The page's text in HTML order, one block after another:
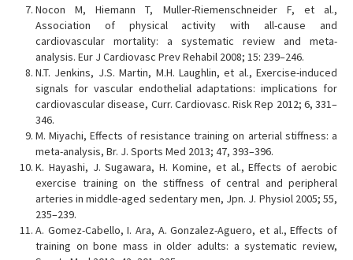
Nocon M, Hiemann T, Muller-Riemenschneider F, et al.,
Association of physical activity with all-cause and
cardiovascular mortality: a systematic review and meta-
analysis. Eur J Cardiovasc Prev Rehabil 2008; 15: 239–246.
N.T. Jenkins, J.S. Martin, M.H. Laughlin, et al., Exercise-induced
signals for vascular endothelial adaptations: implications for
cardiovascular disease, Curr. Cardiovasc. Risk Rep 2012; 6, 331–
346.
M. Miyachi, Effects of resistance training on arterial stiffness: a
meta-analysis, Br. J. Sports Med 2013; 47, 393–396.
K. Hayashi, J. Sugawara, H. Komine, et al., Effects of aerobic
exercise training on the stiffness of central and peripheral
arteries in middle-aged sedentary men, Jpn. J. Physiol 2005; 55,
235–239.
A. Gomez-Cabello, I. Ara, A. Gonzalez-Aguero, et al., Effects of
training on bone mass in older adults: a systematic review,